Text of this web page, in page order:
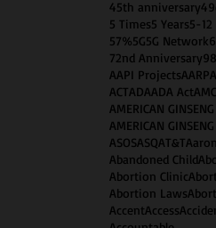
45th anniversary
5 Times5 Years5-12
57%5G5G Network
72nd Anniversary
AAPI ProjectsAARP
ACTADAADA ActAMC
AMERICAN
AMERICAN
ASOSASQAT&T
Abandoned Child
Abortion Clinic
Abortion Laws
AccentAccess